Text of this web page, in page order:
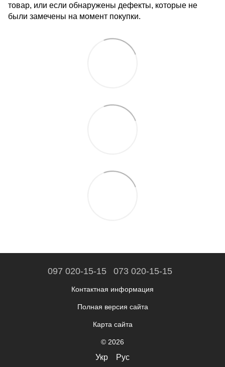
товар, или если обнаружены дефекты, которые не
были замечены на момент покупки.
097 020-15-15 073 020-15-15
Контактная информация
Полная версия сайта
Карта сайта
© 2026
Укр Рус